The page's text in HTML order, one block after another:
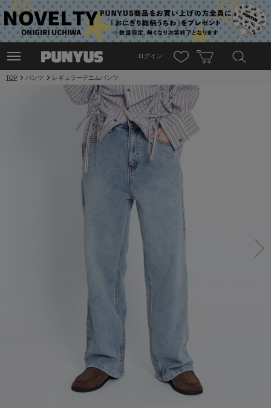
ログイン
TOP パンツ レギュラーデニムパンツ